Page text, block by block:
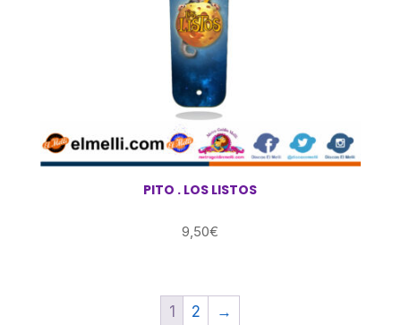
PITO . LOS LISTOS
9,50€
1 2 →